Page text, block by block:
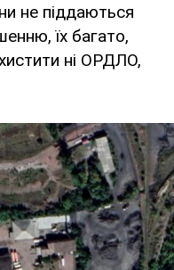
не піддаються
їх багато,
ні ОРДЛО,